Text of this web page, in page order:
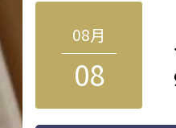
08月
08